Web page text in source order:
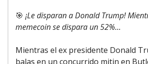
🎯 ¡Le disparan a Donald Trump!
memecoin se dispara un 52%...
Mientras el ex presidente Donald
balas en un concurrido mitin en